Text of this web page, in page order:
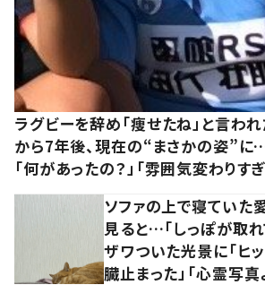
ラグビーを辞め「痩せたね」と言わ
から7年後、現在の“まさかの姿”に…
「何があったの？」「雰囲気変わりすぎ
ソファの上で寝ていた
見ると…「しっぽが取れ
ザワついた光景に「ヒッ
臓止まった」「心霊写真